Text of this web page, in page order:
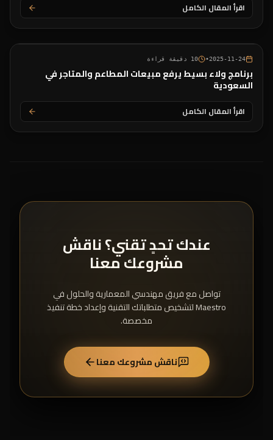
اقرأ المقال الكامل
2025-11-24
•
10 دقيقة قراءة
برنامج ولاء بسيط يرفع مبيعات المطاعم والمتاجر في
السعودية
اقرأ المقال الكامل
عندك تحدٍ تقني؟ ناقش
مشروعك معنا
تواصل مع فريق مهندسي المعمارية والحلول في
Maestro لتشخيص متطلباتك التقنية وإعداد خطة تنفيذ
مخصصة.
ناقش مشروعك معنا